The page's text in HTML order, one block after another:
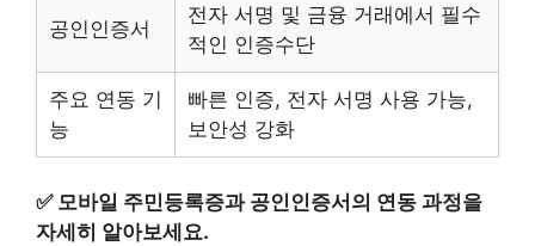
공인인증서
전자 서명 및 금융 거래에서 필수
적인 인증수단
주요 연동 기
능
빠른 인증, 전자 서명 사용 가능,
보안성 강화
✅ 모바일 주민등록증과 공인인증서의 연동 과정을
자세히 알아보세요.